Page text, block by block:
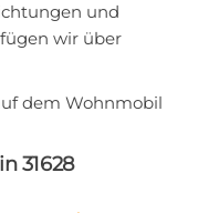
und
wir über
dem Wohnmobil
31628